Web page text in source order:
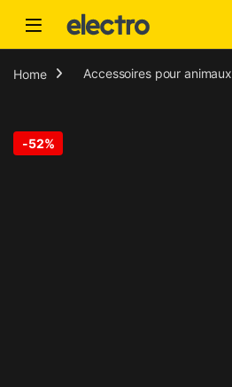
Home Accessoires pour animaux
-52%